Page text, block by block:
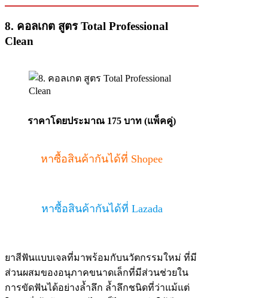
8. คอลเกต สูตร Total Professional
Clean
ราคาโดยประมาณ 175 บาท (แพ็คคู่)
หาซื้อสินค้ากันได้ที่ Shopee
หาซื้อสินค้ากันได้ที่ Lazada
ยาสีฟันแบบเจลที่มาพร้อมกับนวัตกรรมใหม่ ที่มี
ส่วนผสมของอนุภาคขนาดเล็กที่มีส่วนช่วยใน
การขัดฟันได้อย่างล้ำลึก ล้ำลึกชนิดที่ว่าแม้แต่